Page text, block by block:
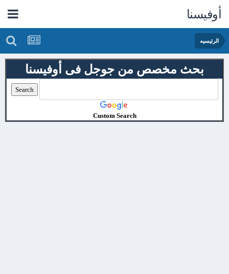
أوفيسنا
الرئيسيه
بحث مخصص من جوجل فى أوفيسنا
Custom Search